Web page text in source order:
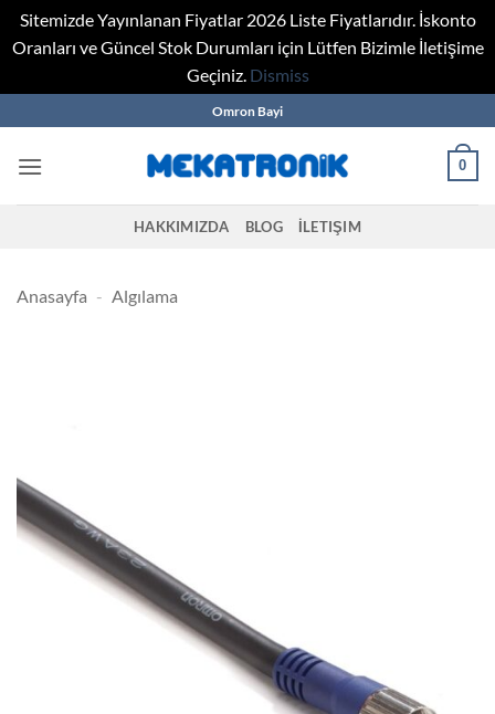
Sitemizde Yayınlanan Fiyatlar 2026 Liste Fiyatlarıdır. İskonto
Oranları ve Güncel Stok Durumları için Lütfen Bizimle İletişime
Geçiniz. Dismiss
to
content
Omron Bayi
0
HAKKIMIZDA BLOG İLETIŞIM
Anasayfa - Algılama